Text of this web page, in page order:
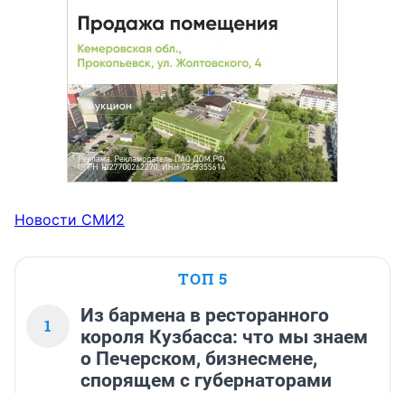
Новости СМИ2
ТОП 5
1
Из бармена в ресторанного
короля Кузбасса: что мы знаем
о Печерском, бизнесмене,
спорящем с губернаторами